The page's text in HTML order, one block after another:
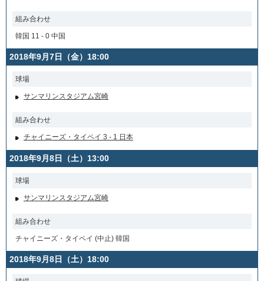
組み合わせ
韓国 11 - 0 中国
2018年9月7日（金）18:00
球場
サンマリンスタジアム宮崎
組み合わせ
チャイニーズ・タイペイ 3 - 1 日本
2018年9月8日（土）13:00
球場
サンマリンスタジアム宮崎
組み合わせ
チャイニーズ・タイペイ (中止) 韓国
2018年9月8日（土）18:00